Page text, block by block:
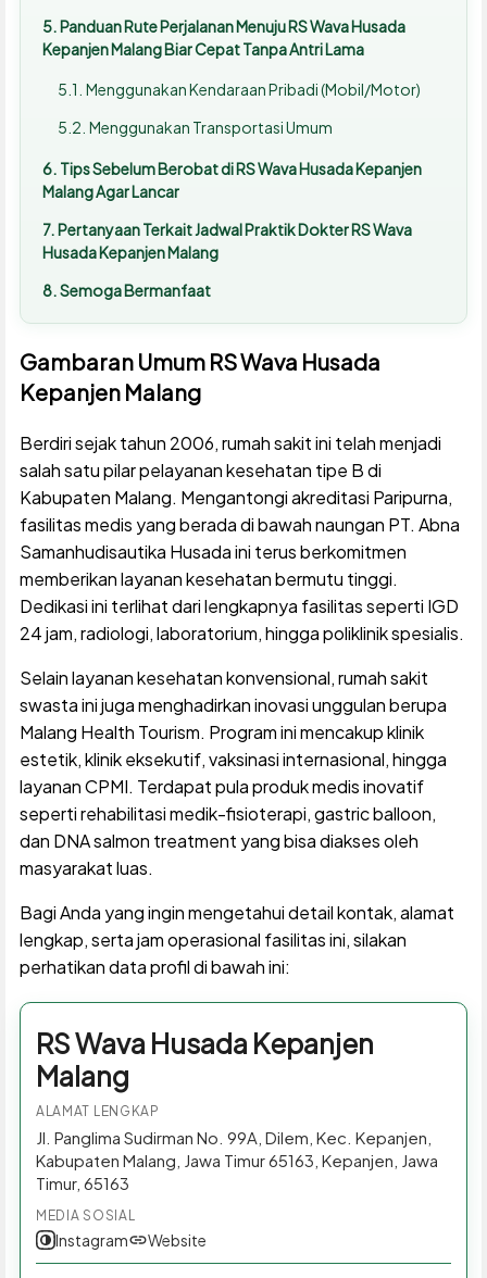
Panduan Rute Perjalanan Menuju RS Wava Husada
Kepanjen Malang Biar Cepat Tanpa Antri Lama
Menggunakan Kendaraan Pribadi (Mobil/Motor)
Menggunakan Transportasi Umum
Tips Sebelum Berobat di RS Wava Husada Kepanjen
Malang Agar Lancar
Pertanyaan Terkait Jadwal Praktik Dokter RS Wava
Husada Kepanjen Malang
Semoga Bermanfaat
Gambaran Umum RS Wava Husada
Kepanjen Malang
Berdiri sejak tahun 2006, rumah sakit ini telah menjadi
salah satu pilar pelayanan kesehatan tipe B di
Kabupaten Malang. Mengantongi akreditasi Paripurna,
fasilitas medis yang berada di bawah naungan PT. Abna
Samanhudisautika Husada ini terus berkomitmen
memberikan layanan kesehatan bermutu tinggi.
Dedikasi ini terlihat dari lengkapnya fasilitas seperti IGD
24 jam, radiologi, laboratorium, hingga poliklinik spesialis.
Selain layanan kesehatan konvensional, rumah sakit
swasta ini juga menghadirkan inovasi unggulan berupa
Malang Health Tourism. Program ini mencakup klinik
estetik, klinik eksekutif, vaksinasi internasional, hingga
layanan CPMI. Terdapat pula produk medis inovatif
seperti rehabilitasi medik-fisioterapi, gastric balloon,
dan DNA salmon treatment yang bisa diakses oleh
masyarakat luas.
Bagi Anda yang ingin mengetahui detail kontak, alamat
lengkap, serta jam operasional fasilitas ini, silakan
perhatikan data profil di bawah ini:
RS Wava Husada Kepanjen
Malang
ALAMAT LENGKAP
Jl. Panglima Sudirman No. 99A, Dilem, Kec. Kepanjen,
Kabupaten Malang, Jawa Timur 65163, Kepanjen, Jawa
Timur, 65163
MEDIA SOSIAL
Instagram Website